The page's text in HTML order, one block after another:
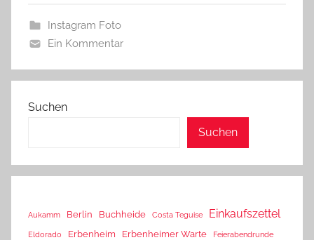
Instagram Foto
Ein Kommentar
Suchen
Suchen
Aukamm Berlin Buchheide Costa Teguise Einkaufszettel
Eldorado Erbenheim Erbenheimer Warte Feierabendrunde